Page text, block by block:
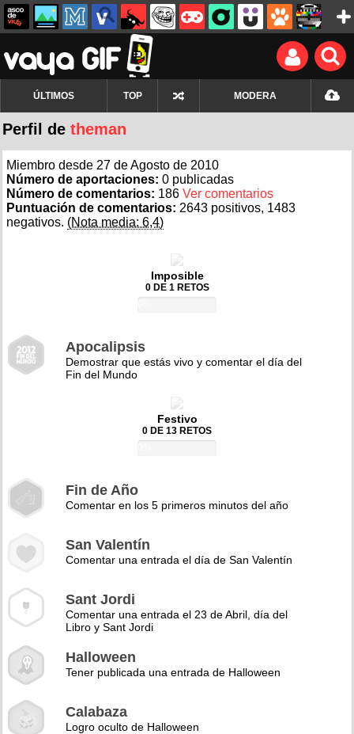
ÚLTIMOS TOP MODERA
Perfil de theman
Miembro desde 27 de Agosto de 2010
Número de aportaciones: 0 publicadas
Número de comentarios: 186 Ver comentarios
Puntuación de comentarios: 2643 positivos, 1483
negativos. (Nota media: 6,4)
Imposible
0 DE 1 RETOS
Apocalipsis
Demostrar que estás vivo y comentar el día del
Fin del Mundo
Festivo
0 DE 13 RETOS
Fin de Año
Comentar en los 5 primeros minutos del año
San Valentín
Comentar una entrada el día de San Valentín
Sant Jordi
Comentar una entrada el 23 de Abril, día del
Libro y Sant Jordi
Halloween
Tener publicada una entrada de Halloween
Calabaza
Logro oculto de Halloween